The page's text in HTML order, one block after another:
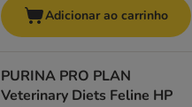
Adicionar ao carrinho
PURINA PRO PLAN
Veterinary Diets Feline HP